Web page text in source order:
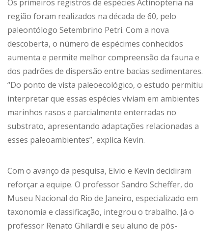
Os primeiros registros de espécies Actinopteria na
região foram realizados na década de 60, pelo
paleontólogo Setembrino Petri. Com a nova
descoberta, o número de espécimes conhecidos
aumenta e permite melhor compreensão da fauna e
dos padrões de dispersão entre bacias sedimentares.
“Do ponto de vista paleoecológico, o estudo permitiu
interpretar que essas espécies viviam em ambientes
marinhos rasos e parcialmente enterradas no
substrato, apresentando adaptações relacionadas a
esses paleoambientes”, explica Kevin.
Com o avanço da pesquisa, Elvio e Kevin decidiram
reforçar a equipe. O professor Sandro Scheffer, do
Museu Nacional do Rio de Janeiro, especializado em
taxonomia e classificação, integrou o trabalho. Já o
professor Renato Ghilardi e seu aluno de pós-